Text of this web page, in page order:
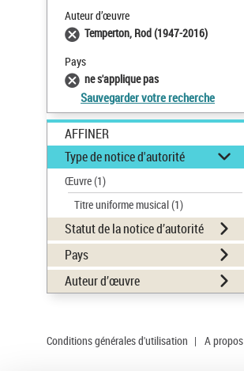
Auteur d’œuvre
Temperton, Rod (1947-2016)
Pays
ne s'applique pas
Sauvegarder votre recherche
AFFINER
Type de notice d'autorité
Œuvre(1)
Titre uniforme musical(1)
Statut de la notice d’autorité
Pays
Auteur d’œuvre
Conditions générales d'utilisation | A propos